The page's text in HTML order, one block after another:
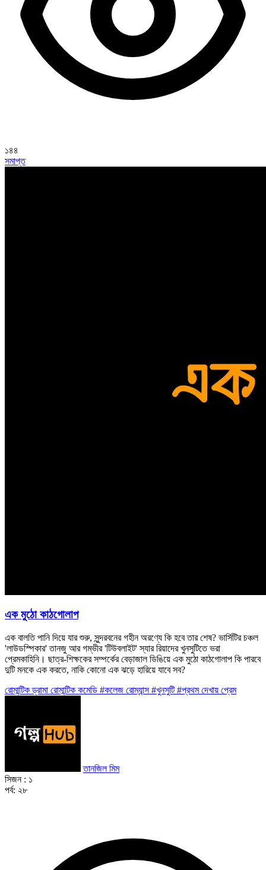
১৪৪
সমাপ্ত
এক মুঠো কাঠগোলাপ
এক বালতি পানি দিয়ে যার শুরু, সুন্দরবনের গহীন অরণ্যে কি হবে তার শেষ? ভার্সিটির চঞ্চল
'লাউডস্পিকার' তানজু আর গম্ভীর 'টিউবলাইট' স্যার রিয়াদের খুনসুটিতে ভরা
প্রেমকাহিনি। ছাত্র-শিক্ষকের সম্পর্কের বেড়াজাল ডিঙিয়ে এক মুঠো কাঠগোলাপ কি পারবে
দুটি মনকে এক করতে, নাকি কোনো এক ঝড়ে হারিয়ে যাবে সব?
রোমান্টিকড্রামা রোমান্টিক কমেডি #কলেজ রোম্যান্স#খুনসুটি#প্রথম দেখায় প্রেম
তানজিল মিম
সিজন : ১
পর্ব: ২৮